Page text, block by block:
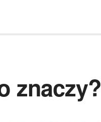
znaczy?